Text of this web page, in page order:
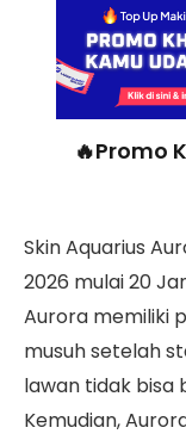
🔥Promo
Skin Aquarius
2026 mulai 20
Aurora memiliki
musuh setelah
lawan tidak bisa
Kemudian,